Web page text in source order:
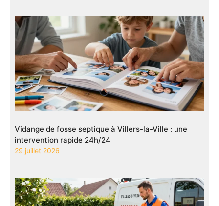
Vidange de fosse septique à Villers-la-Ville : une
intervention rapide 24h/24
29 juillet 2026